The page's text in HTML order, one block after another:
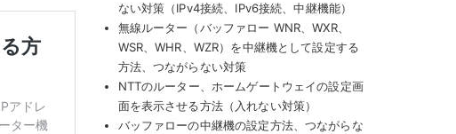
ない対策（IPv4接続、IPv6接続、中継機能）
無線ルーター（バッファロー WNR、WXR、
WSR、WHR、WZR）を中継機として設定する
方法、つながらない対策
NTTのルーター、ホームゲートウェイの設定画
面を表示させる方法（入れない対策）
バッファローの中継機の設定方法、つながらな